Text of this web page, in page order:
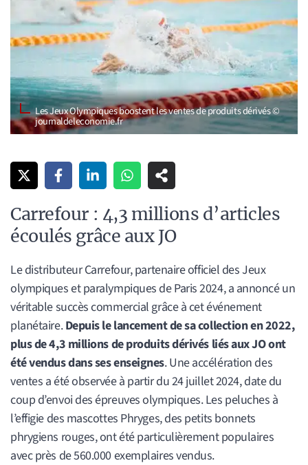
Les Jeux Olympiques boostent les ventes de produits dérivés ©
journaldeleconomie.fr
Carrefour : 4,3 millions d’articles
écoulés grâce aux JO
Le distributeur Carrefour, partenaire officiel des Jeux
olympiques et paralympiques de Paris 2024, a annoncé un
véritable succès commercial grâce à cet événement
planétaire.Depuis le lancement de sa collection en 2022,
plus de 4,3 millions de produits dérivés liés aux JO ont
été vendus dans ses enseignes. Une accélération des
ventes a été observée à partir du 24 juillet 2024, date du
coup d’envoi des épreuves olympiques. Les peluches à
l’effigie des mascottes Phryges, des petits bonnets
phrygiens rouges, ont été particulièrement populaires
avec près de 560.000 exemplaires vendus.